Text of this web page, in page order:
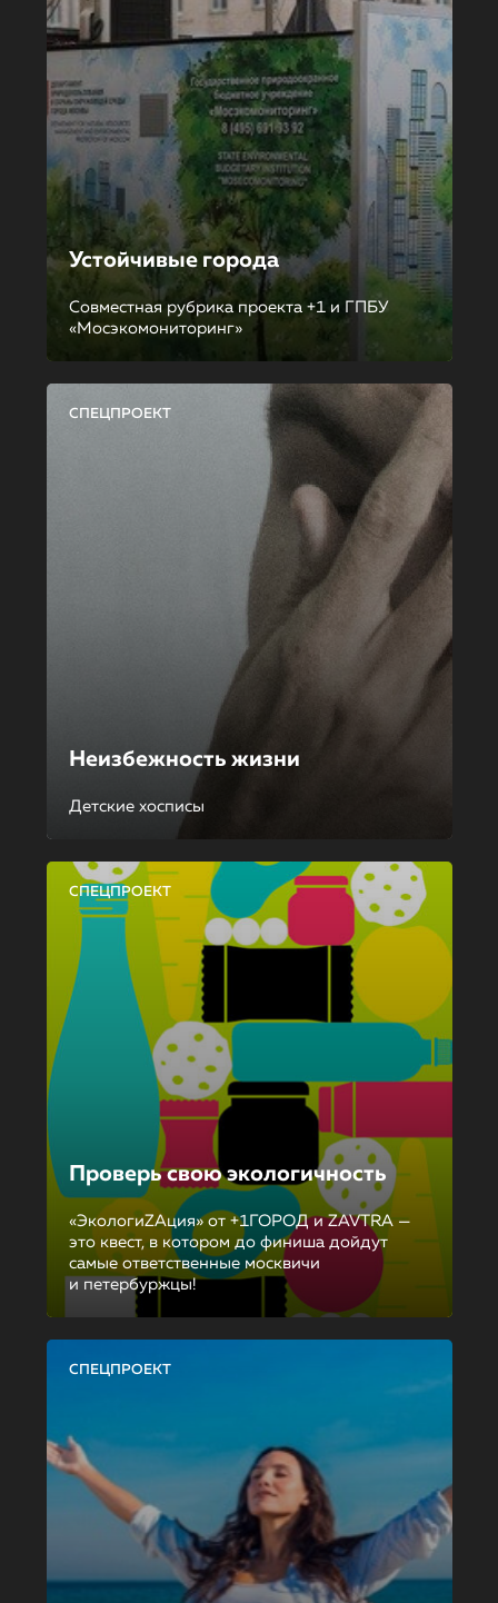
Устойчивые города
Совместная рубрика проекта +1 и ГПБУ
«Мосэкомониторинг»
СПЕЦПРОЕКТ
Неизбежность жизни
Детские хосписы
СПЕЦПРОЕКТ
Проверь свою экологичность
«ЭкологиZAция» от +1ГОРОД и ZAVTRA —
это квест, в котором до финиша дойдут
самые ответственные москвичи
и петербуржцы!
СПЕЦПРОЕКТ